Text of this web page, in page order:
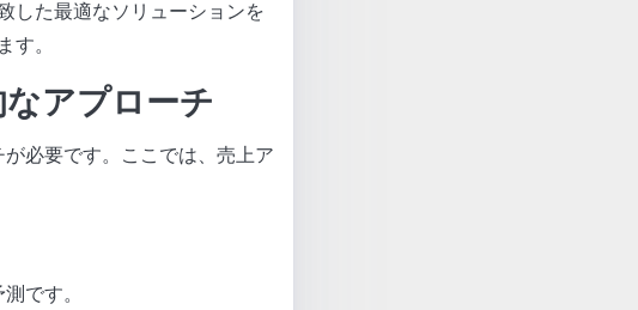
した最適なソリューションを
す。
アプローチ
必要です。ここでは、売上ア
です。